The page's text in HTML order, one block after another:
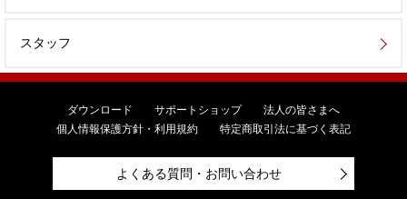
スタッフ
ダウンロード サポートショップ
法人の皆さまへ
個人情報保護方針・利用規約
特定商取引法に基づく表記
よくある質問・お問い合わせ